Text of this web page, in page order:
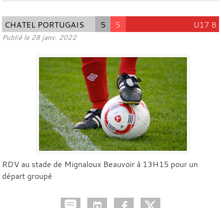
CHATEL PORTUGAIS 5 5 U17 B
Publié le 28 janv. 2022
RDV au stade de Mignaloux Beauvoir à 13H15 pour un
départ groupé